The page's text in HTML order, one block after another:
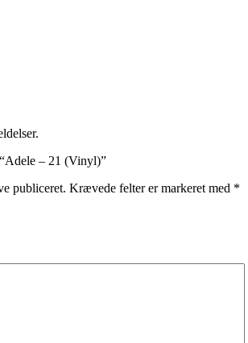
– 21 (Vinyl)”
publiceret. Krævede felter er markeret med *